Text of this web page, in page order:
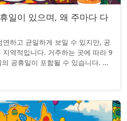
일이 있으며, 왜 주마다 다
하고 균일하게 보일 수 있지만, 공
역적입니다. 거주하는 곳에 따라 9
공휴일이 포함될 수 있습니다. 왜